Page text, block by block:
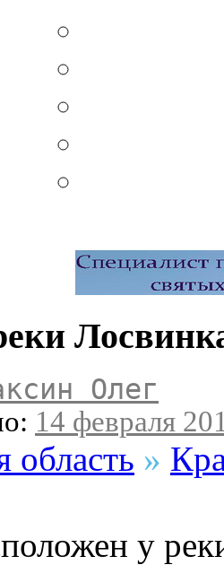
Олег
14 февраля
область »
у